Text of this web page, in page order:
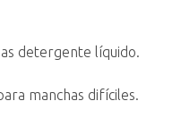
detergente líquido.
manchas difíciles.